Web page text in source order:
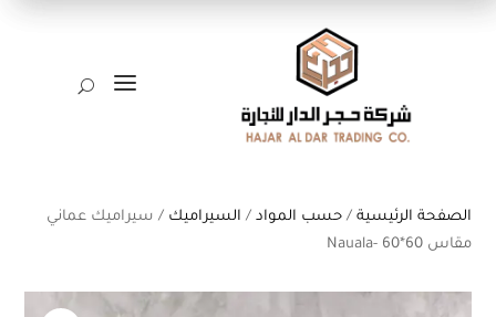
a
U
الصفحة الرئيسية /حسب المواد / السيراميك / سيراميك عماني
مقاس 60*60 -Nauala